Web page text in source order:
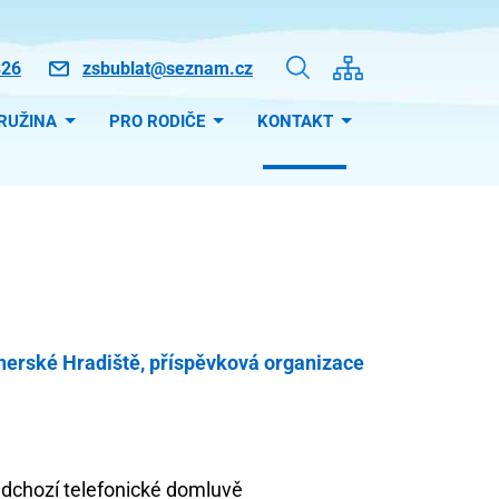
zsbublat@seznam.cz
PRO RODIČE KONTAKT
Hradiště, příspěvková organizace
telefonické domluvě